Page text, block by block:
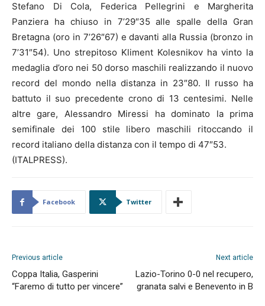
Stefano Di Cola, Federica Pellegrini e Margherita
Panziera ha chiuso in 7’29″35 alle spalle della Gran
Bretagna (oro in 7’26″67) e davanti alla Russia (bronzo in
7’31″54). Uno strepitoso Kliment Kolesnikov ha vinto la
medaglia d’oro nei 50 dorso maschili realizzando il nuovo
record del mondo nella distanza in 23″80. Il russo ha
battuto il suo precedente crono di 13 centesimi. Nelle
altre gare, Alessandro Miressi ha dominato la prima
semifinale dei 100 stile libero maschili ritoccando il
record italiano della distanza con il tempo di 47″53.
(ITALPRESS).
Facebook Twitter
Previous article
Coppa Italia, Gasperini
“Faremo di tutto per vincere”
Next article
Lazio-Torino 0-0 nel recupero,
granata salvi e Benevento in B